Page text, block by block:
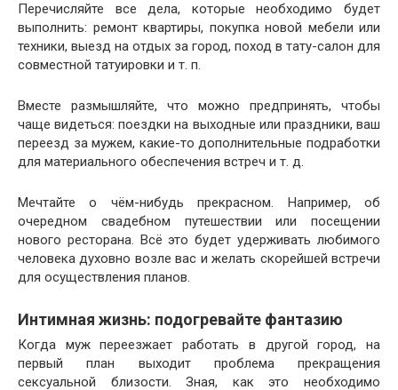
Перечисляйте все дела, которые необходимо будет
выполнить: ремонт квартиры, покупка новой мебели или
техники, выезд на отдых за город, поход в тату-салон для
совместной татуировки и т. п.
Вместе размышляйте, что можно предпринять, чтобы
чаще видеться: поездки на выходные или праздники, ваш
переезд за мужем, какие-то дополнительные подработки
для материального обеспечения встреч и т. д.
Мечтайте о чём-нибудь прекрасном. Например, об
очередном свадебном путешествии или посещении
нового ресторана. Всё это будет удерживать любимого
человека духовно возле вас и желать скорейшей встречи
для осуществления планов.
Интимная жизнь: подогревайте фантазию
Когда муж переезжает работать в другой город, на
первый план выходит проблема прекращения
сексуальной близости. Зная, как это необходимо